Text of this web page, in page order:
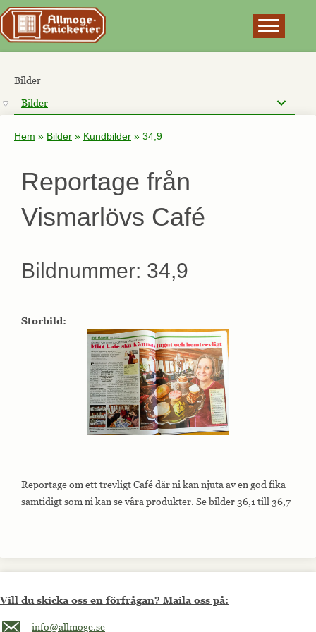
Bilder
Bilder
Hem » Bilder » Kundbilder » 34,9
Reportage från
Vismarlövs Café
Bildnummer: 34,9
Storbild:
Reportage om ett trevligt Café där ni kan njuta av en god fika
samtidigt som ni kan se våra produkter. Se bilder 36,1 till 36,7
Vill du skicka oss en förfrågan? Maila oss på:
Maila oss på info@allmoge.se
info@allmoge.se